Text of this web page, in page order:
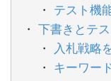
テスト機
下書きとテ
入札戦略
キーワー